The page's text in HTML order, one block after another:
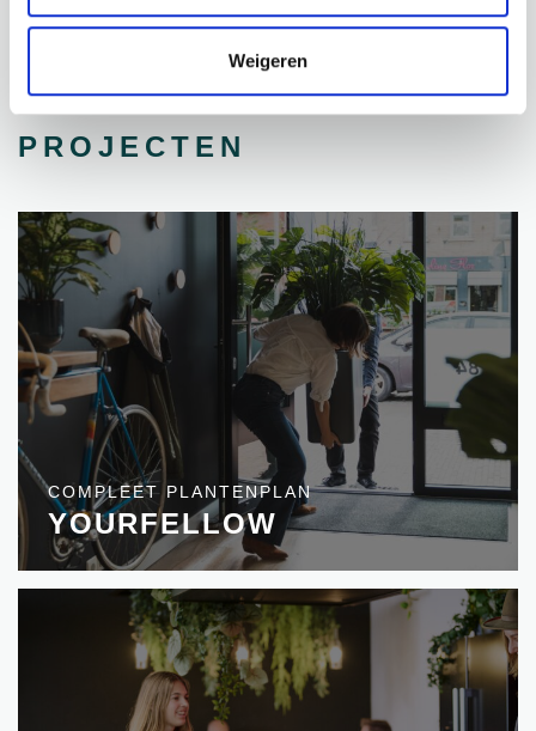
Weigeren
PROJECTEN
COMPLEET PLANTENPLAN
YOURFELLOW